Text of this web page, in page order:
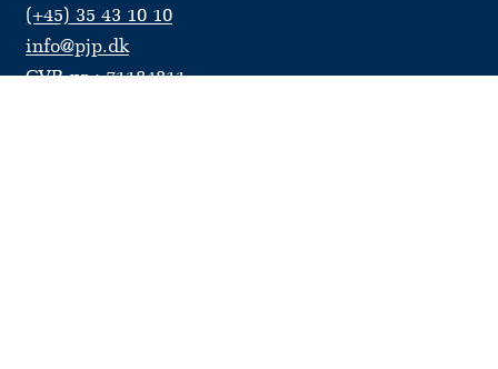
(+45) 35 43 10 10
info@pjp.dk
CVR-nr.: 71184811